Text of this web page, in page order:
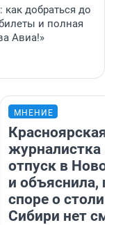
добраться до
и полная
Авиа!»
МНЕНИЕ
Красноярская
журналистка
отпуск в
и объяснила,
споре о
Сибири нет